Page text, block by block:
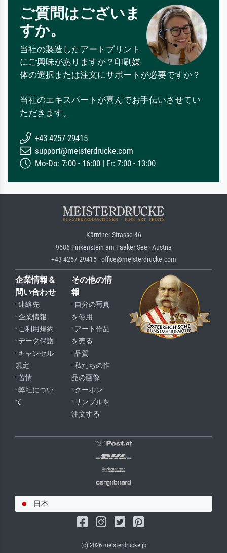
ご質問はございま
すか。
当社の製造したアートプリント
にご興味がありますか？印刷媒
体の選択または注文にサポートが必要ですか？
当社のエキスパートが喜んでお手伝いさせてい
ただきます。
+43 4257 29415
support@meisterdrucke.com
Mo-Do: 7:00 - 16:00 | Fr: 7:00 - 13:00
Kärntner Strasse 46
9586 Finkenstein am Faaker See · Austria
+43 4257 29415 · office@meisterdrucke.com
企業情報＆
問い合わせ
· 連絡先
· 企業情報
· ご利用規約
· データ保護
· キャンセル
規定
· 苦情
· 弊社につい
て
その他の情
報
· 自分の写真
を使用
· アート作品
を売る
· 品質
· 私たちの作
品の画像
· クーポン
· サンプルを
注文する
日本
(c) 2026 meisterdrucke.jp